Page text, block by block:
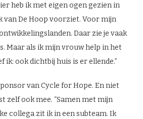
heb ik met eigen ogen gezien in
van De Hoop voorziet. Voor mijn
Daar zie je vaak
Maar als ik mijn vrouw help in het
ik: ook dichtbij huis is er ellende.”
van Cycle for Hope. En niet
zelf ook mee. “Samen met mijn
collega zit ik in een subteam. Ik